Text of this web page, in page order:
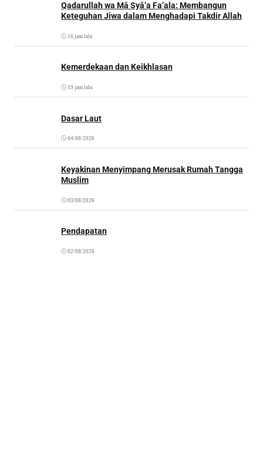
Qadarullah wa Mā Syā’a Fa’ala: Membangun
Keteguhan Jiwa dalam Menghadapi Takdir Allah
16 jam lalu
Kemerdekaan dan Keikhlasan
19 jam lalu
Dasar Laut
04/08/2026
Keyakinan Menyimpang Merusak Rumah Tangga
Muslim
03/08/2026
Pendapatan
02/08/2026